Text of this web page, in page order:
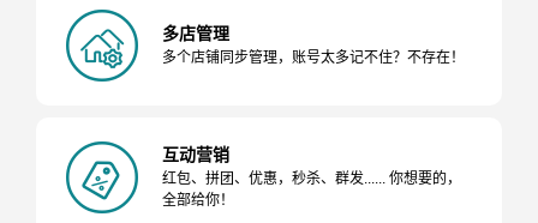
多店管理
多个店铺同步管理，账号太多记不住？不存在！
互动营销
红包、拼团、优惠，秒杀、群发...... 你想要的，
全部给你！